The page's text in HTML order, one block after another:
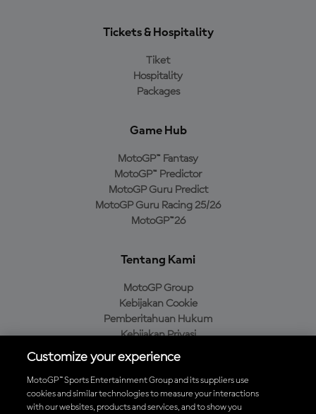
Tickets & Hospitality
Tiket
Hospitality
Packages
Game Hub
MotoGP™ Fantasy
MotoGP™ Predictor
MotoGP Guru Predict
MotoGP Guru Racing 25/26
MotoGP™26
Tentang Kami
MotoGP Group
Kebijakan Cookie
Pemberitahuan Hukum
Kebijakan Privasi
Kebijakan Pembelian
Unduh Aplikasi Resmi MotoGP™
Customize your experience
MotoGP™ Sports Entertainment Group and its suppliers use
cookies and similar technologies to measure your interactions
with our websites, products and services, and to show you